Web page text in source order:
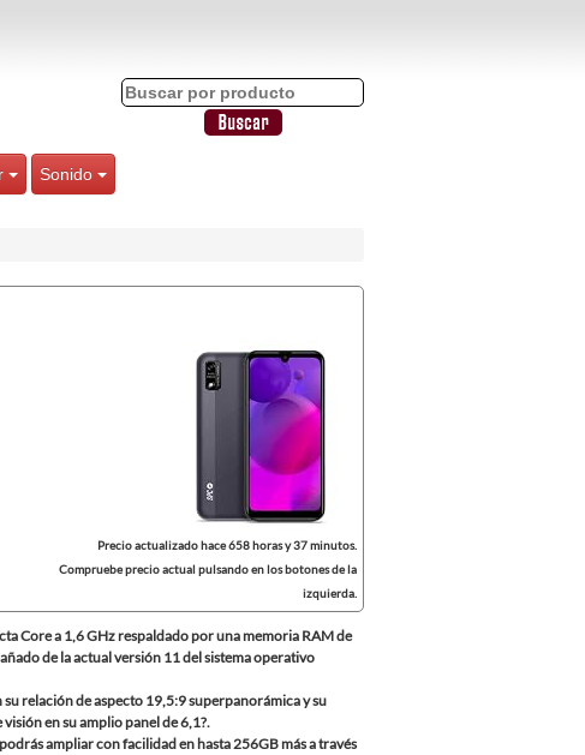
Sonido
Precio actualizado hace 658 horas y 37 minutos.
Compruebe precio actual pulsando en los botones de la
izquierda.
Core a 1,6 GHz respaldado por una memoria RAM de
de la actual versión 11 del sistema operativo
su relación de aspecto 19,5:9 superpanorámica y su
en su amplio panel de 6,1?.
ampliar con facilidad en hasta 256GB más a través